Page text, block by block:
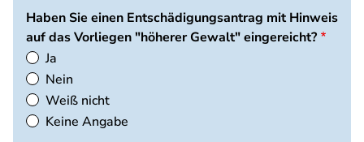
Haben Sie einen Entschädigungsantrag mit Hinweis
auf das Vorliegen "höherer Gewalt" eingereicht?
Ja
Nein
Weiß nicht
Keine Angabe